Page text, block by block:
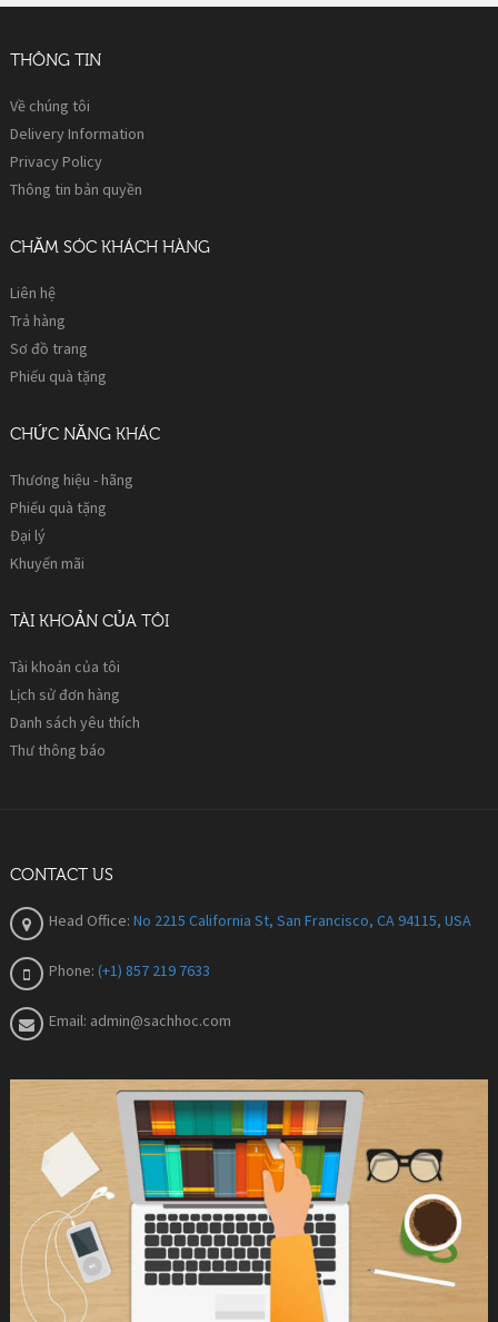
THÔNG TIN
Về chúng tôi
Delivery Information
Privacy Policy
Thông tin bản quyền
CHĂM SÓC KHÁCH HÀNG
Liên hệ
Trả hàng
Sơ đồ trang
Phiếu quà tặng
CHỨC NĂNG KHÁC
Thương hiệu - hãng
Phiếu quà tặng
Đại lý
Khuyến mãi
TÀI KHOẢN CỦA TÔI
Tài khoản của tôi
Lịch sử đơn hàng
Danh sách yêu thích
Thư thông báo
CONTACT US
Head Office: No 2215 California St, San Francisco, CA 94115, USA
Phone: (+1) 857 219 7633
Email: admin@sachhoc.com